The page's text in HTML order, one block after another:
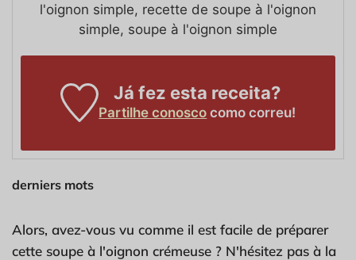
l'oignon simple, recette de soupe à l'oignon
simple, soupe à l'oignon simple
Já fez esta receita?
Partilhe conosco como correu!
derniers mots
Alors, avez-vous vu comme il est facile de préparer
cette soupe à l'oignon crémeuse ? N'hésitez pas à la